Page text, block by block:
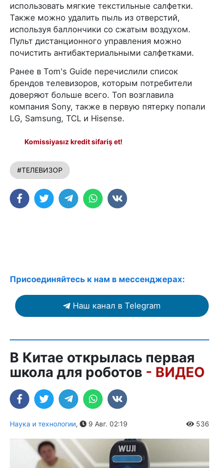
использовать мягкие текстильные салфетки.
Также можно удалить пыль из отверстий,
используя баллончики со сжатым воздухом.
Пульт дистанционного управления можно
почистить антибактериальными салфетками.
Ранее в Tom's Guide перечислили список
брендов телевизоров, которым потребители
доверяют больше всего. Топ возглавила
компания Sony, также в первую пятерку попали
LG, Samsung, TCL и Hisense.
Komissiyasız kredit sifariş et!
#ТЕЛЕВИЗОР
Присоединяйтесь к нам в мессенджерах:
Наш канал в Telegram
В Китае открылась первая
школа для роботов - ВИДЕО
Наука и технологии, 9 Авг. 02:19 536